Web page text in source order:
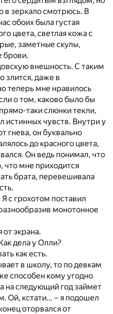
в зеркало смотрюсь. В
обоих была густая
цвета, светлая кожа с
заметные скулы,
брови.
внешность. С таким
злится, даже в
теперь мне нравилось
о том, каково было бы
таки слюнки текли,
истинных чувств. Внутри у
гнева, он буквально
до красного цвета,
Он ведь понимал, что
что мне приходится
брата, перевешивала
с грохотом поставил
монотонное
экрана.
дела у Олли?
как есть.
в школу, то по девкам
способен кому угодно
на следующий год займет
Ой, кстати… – я подошел
оторвался от